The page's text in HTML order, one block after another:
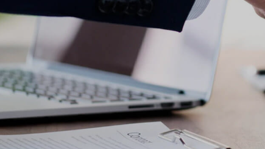
COMMENT METTRE
DANS